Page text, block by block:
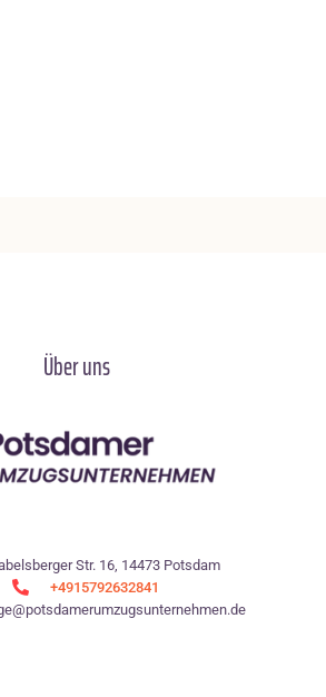
Über uns
Str. 16, 14473 Potsdam
+4915792632841